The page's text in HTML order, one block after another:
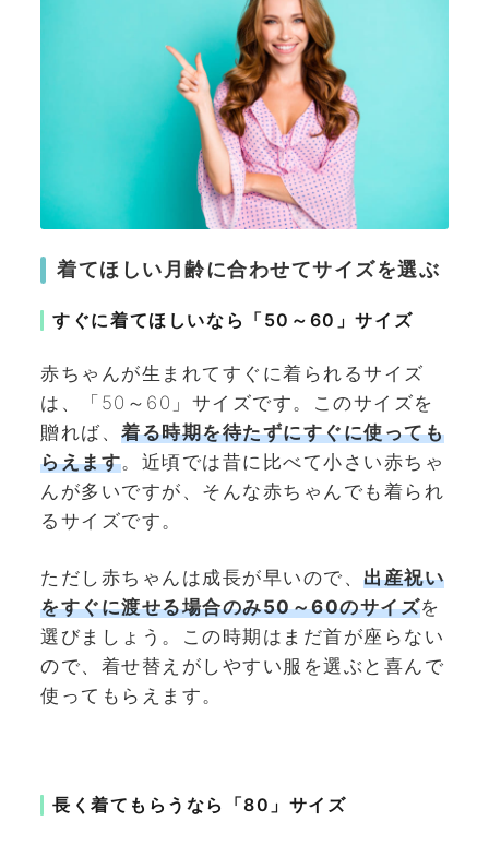
着てほしい月齢に合わせてサイズを選ぶ
すぐに着てほしいなら「50～60」サイズ
赤ちゃんが生まれてすぐに着られるサイズ
は、「50～60」サイズです。このサイズを
贈れば、 着る時期を待たずにすぐに使っても
らえます。近頃では昔に比べて小さい赤ちゃ
んが多いですが、そんな赤ちゃんでも着られ
るサイズです。
ただし赤ちゃんは成長が早いので、 出産祝い
をすぐに渡せる場合のみ50～60のサイズを
選びましょう。この時期はまだ首が座らない
ので、着せ替えがしやすい服を選ぶと喜んで
使ってもらえます。
長く着てもらうなら「80」サイズ